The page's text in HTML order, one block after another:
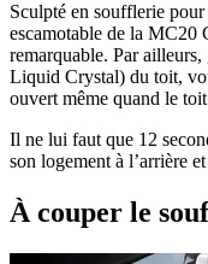
Sculpté en soufflerie
escamotable de la MC20
remarquable. Par
Liquid Crystal) du toit,
ouvert même quand le
Il ne lui faut que 12
son logement à l’arrière
À couper le